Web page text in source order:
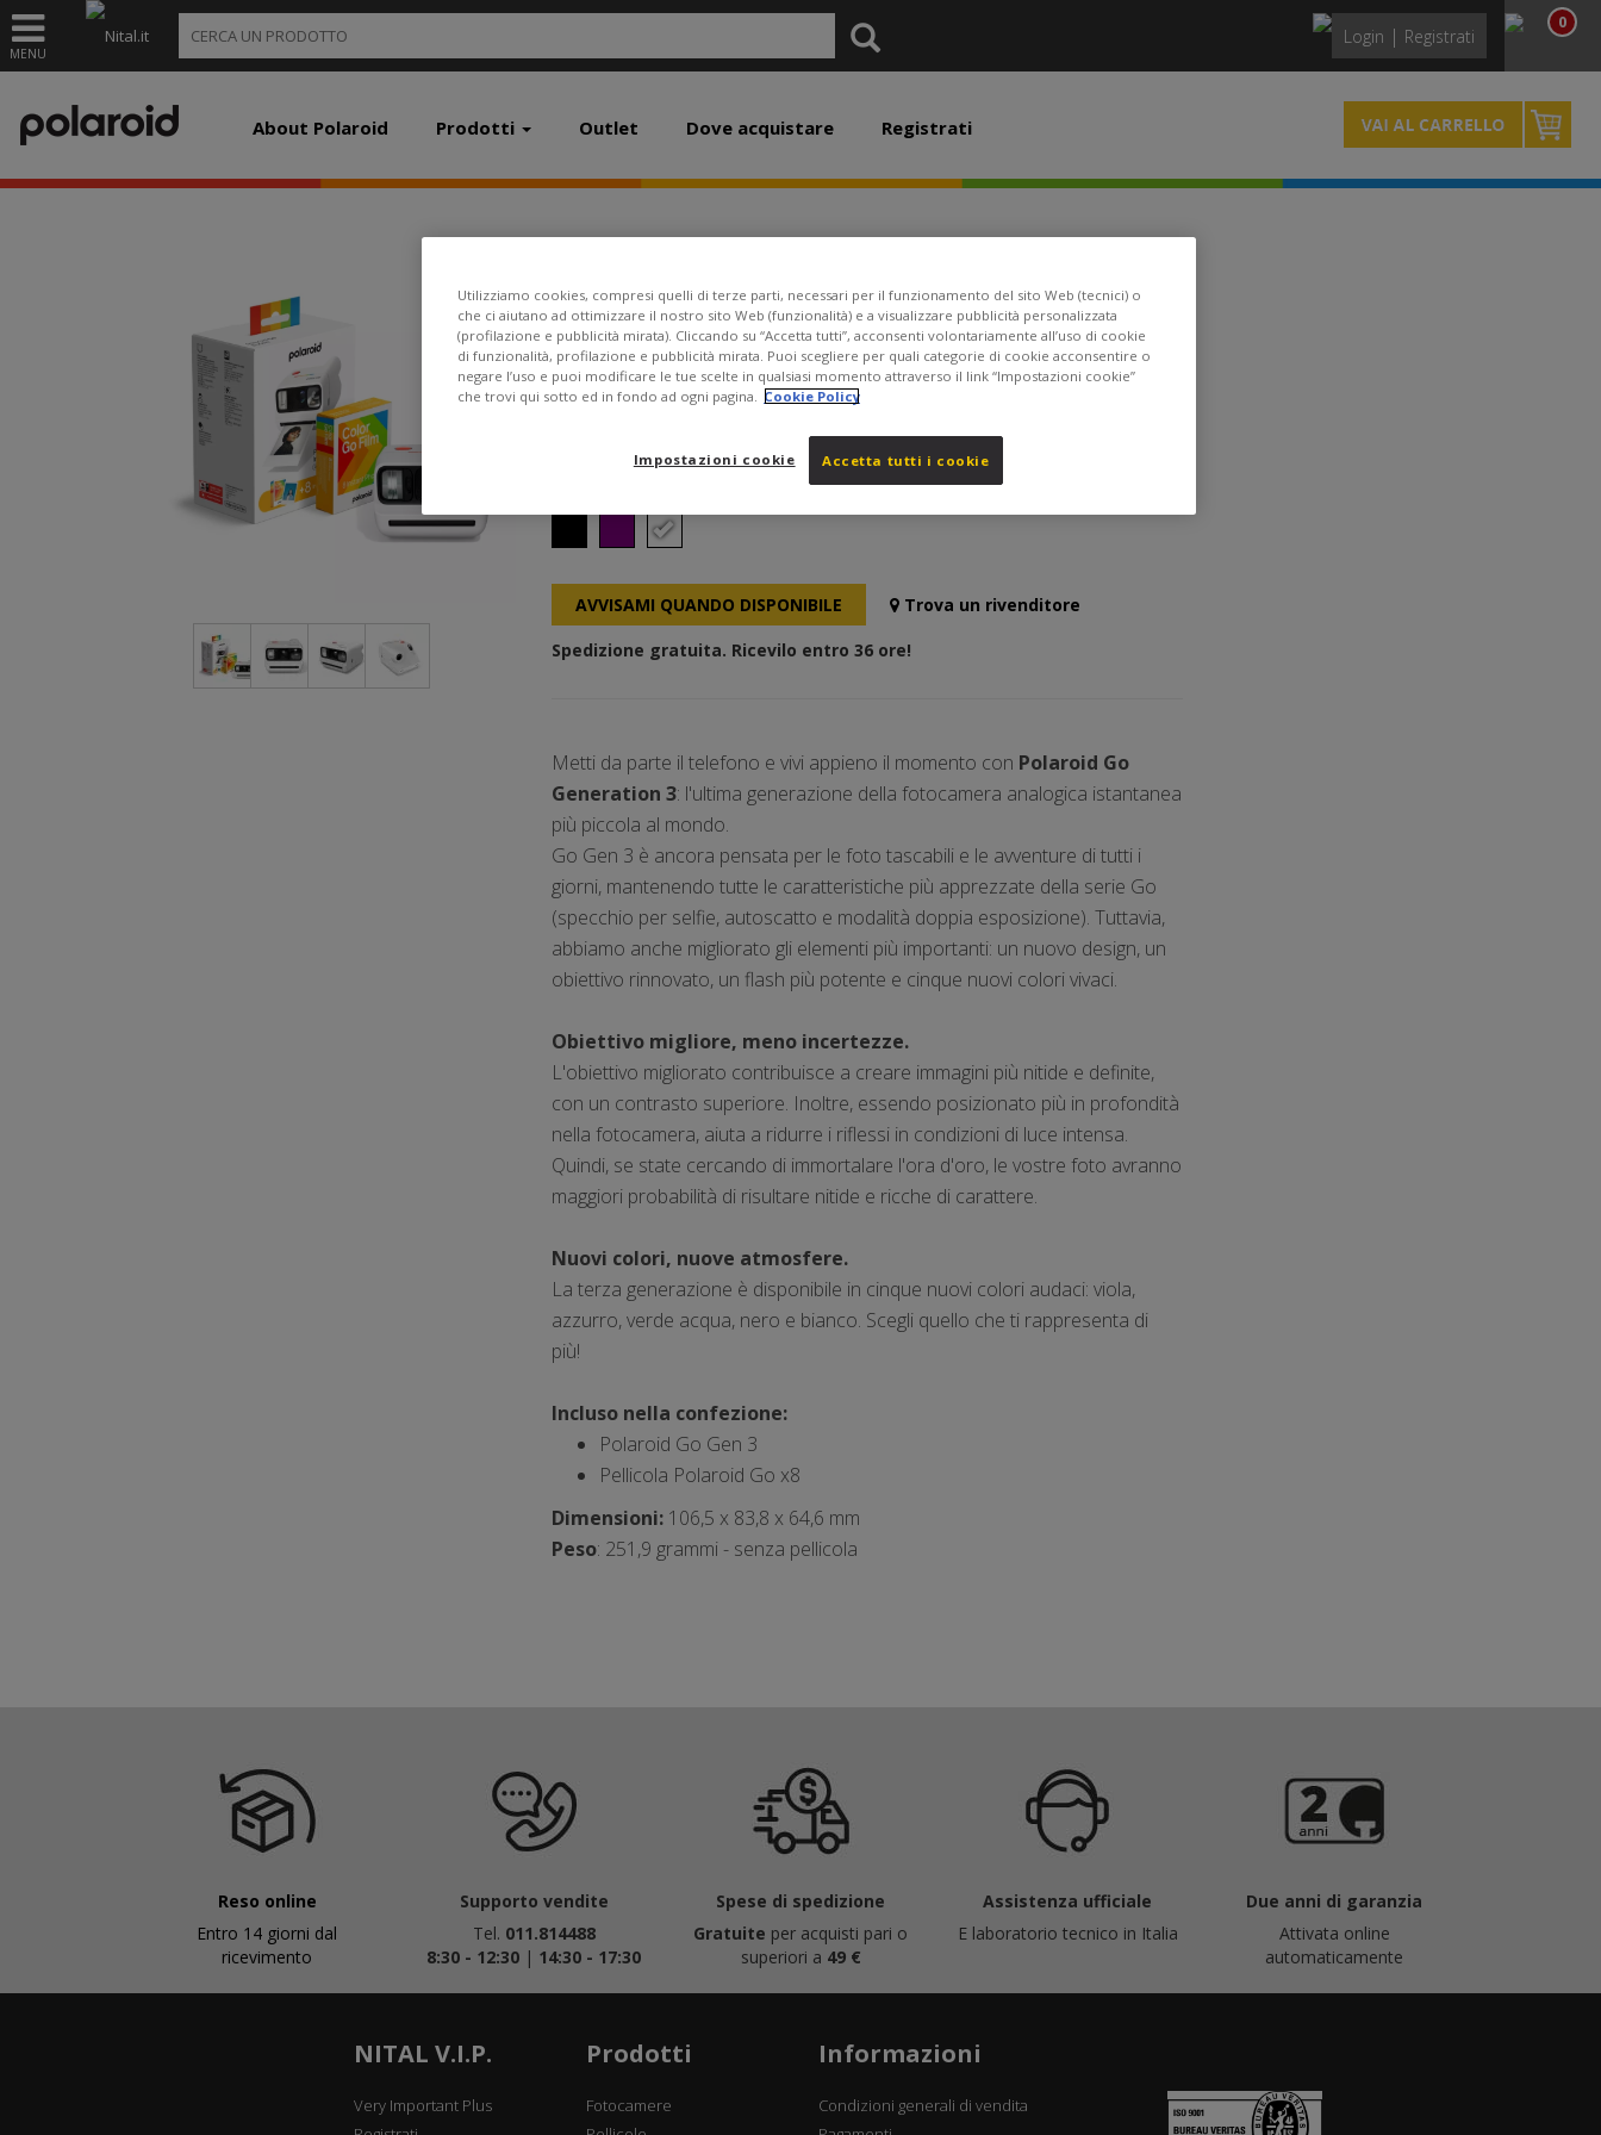
MENU
Login | Registrati
0
About Polaroid Prodotti Outlet Dove acquistare Registrati
Bundle 8 pellicole
€ 99,99
AVVISAMI QUANDO DISPONIBILE
Trova un rivenditore
Spedizione gratuita. Ricevilo entro 36 ore!
Metti da parte il telefono e vivi appieno il momento con Polaroid Go
Generation 3: l'ultima generazione della fotocamera analogica istantanea
più piccola al mondo.
Go Gen 3 è ancora pensata per le foto tascabili e le avventure di tutti i
giorni, mantenendo tutte le caratteristiche più apprezzate della serie Go
(specchio per selfie, autoscatto e modalità doppia esposizione). Tuttavia,
abbiamo anche migliorato gli elementi più importanti: un nuovo design, un
obiettivo rinnovato, un flash più potente e cinque nuovi colori vivaci.
Obiettivo migliore, meno incertezze.
L'obiettivo migliorato contribuisce a creare immagini più nitide e definite,
con un contrasto superiore. Inoltre, essendo posizionato più in profondità
nella fotocamera, aiuta a ridurre i riflessi in condizioni di luce intensa.
Quindi, se state cercando di immortalare l'ora d'oro, le vostre foto avranno
maggiori probabilità di risultare nitide e ricche di carattere.
Nuovi colori, nuove atmosfere.
La terza generazione è disponibile in cinque nuovi colori audaci: viola,
azzurro, verde acqua, nero e bianco. Scegli quello che ti rappresenta di
più!
Incluso nella confezione:
Polaroid Go Gen 3
Pellicola Polaroid Go x8
Dimensioni: 106,5 x 83,8 x 64,6 mm
Peso: 251,9 grammi - senza pellicola
Reso online
Entro 14 giorni dal
ricevimento
Supporto vendite
Tel. 011.814488
8:30 - 12:30 | 14:30 - 17:30
Spese di spedizione
Gratuite per acquisti pari o
superiori a 49 €
Assistenza ufficiale
E laboratorio tecnico in Italia
Due anni di garanzia
Attivata online
automaticamente
NITAL V.I.P.
Very Important Plus
Prodotti
Fotocamere
Informazioni
Condizioni generali di vendita
Utilizziamo cookies, compresi quelli di terze parti, necessari per il funzionamento del sito Web (tecnici) o
che ci aiutano ad ottimizzare il nostro sito Web (funzionalità) e a visualizzare pubblicità personalizzata
(profilazione e pubblicità mirata). Cliccando su “Accetta tutti”, acconsenti volontariamente all’uso di cookie
di funzionalità, profilazione e pubblicità mirata. Puoi scegliere per quali categorie di cookie acconsentire o
negare l’uso e puoi modificare le tue scelte in qualsiasi momento attraverso il link “Impostazioni cookie”
che trovi qui sotto ed in fondo ad ogni pagina. Cookie Policy
Accetta tutti i cookie
Impostazioni cookie